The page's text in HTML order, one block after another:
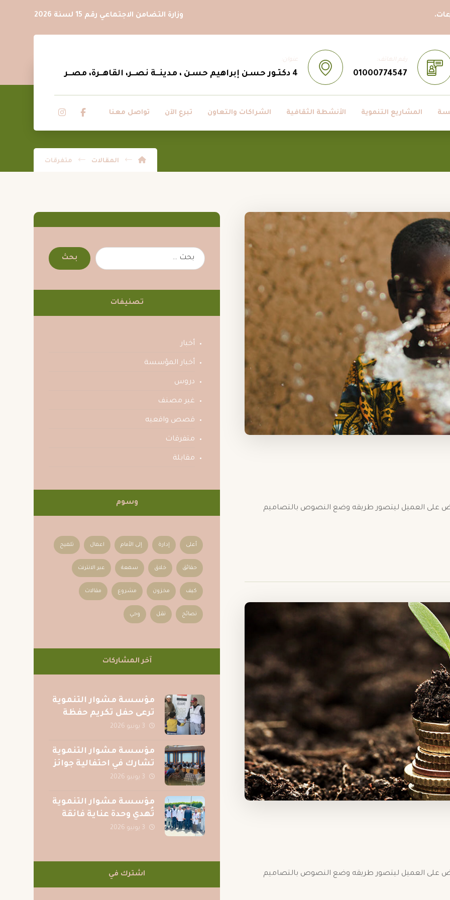
وزارة التضامن الاجتماعي رقم 15 لسنة 2026
عنوان:
4 دكتـور حسـن إبراهيم حسـن ، مدينــة نصــر، القاهــرة، مصــر
رقم الهاتف:
01000774547
المشاريع التنموية الأنشطة الثقافية الشراكات والتعاون تبرع الآن تواصل معنا
المقالات متفرقات
على العميل ليتصور طريقه وضع النصوص بالتصاميم
على العميل ليتصور طريقه وضع النصوص بالتصاميم
تصنيفات
أخبار
أخبار المؤسسة
دروس
غير مصنف
قصص واقعيه
متفرقات
مقابلة
وسوم
أعلى إدارة إلى الأمام اعمال تلميح
حقائق خلاق سمعة عبر الانترنت
كيف مخزون مشروع مقالات
نصائح نقل وحي
آخر المشاركات
مؤسسة مشوار التنموية
ترعى حفل تكريم حفظة
القرآن الكريم بقرية الصف
3 يونيو 2026
مؤسسة مشوار التنموية
تشارك في احتفالية جوائز
المسابقة الرمضانية
3 يونيو 2026
مؤسسة مشوار التنموية
تُهدي وحدة عناية فائقة
متكاملة لمركز الكبد
3 يونيو 2026
اشترك في